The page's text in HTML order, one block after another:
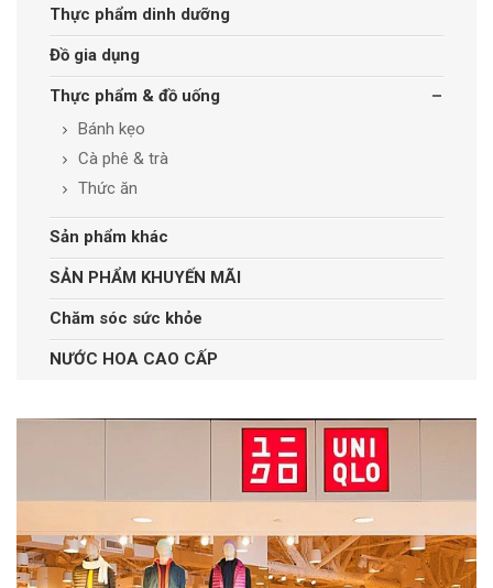
Thực phẩm dinh dưỡng
Đồ gia dụng
Thực phẩm & đồ uống
Bánh kẹo
Cà phê & trà
Thức ăn
Sản phẩm khác
SẢN PHẨM KHUYẾN MÃI
Chăm sóc sức khỏe
NƯỚC HOA CAO CẤP